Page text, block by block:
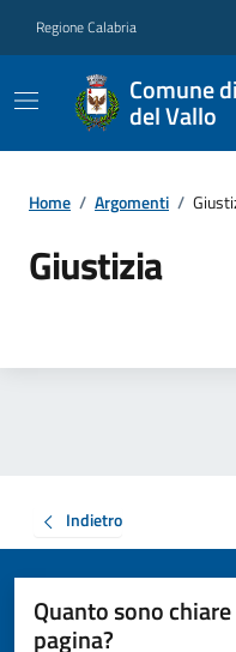
Regione Calabria
Comune
del Vallo
Home / Argomenti /
Giustizia
Indietro
Quanto sono
pagina?